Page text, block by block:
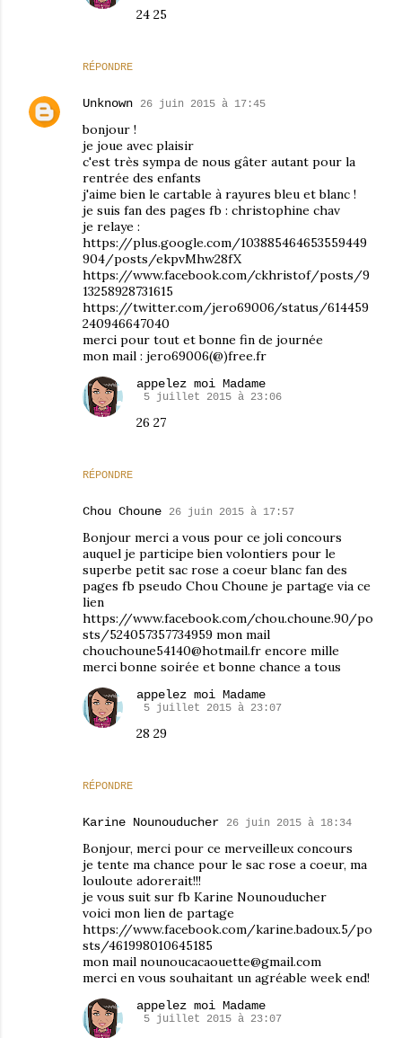
RÉPONDRE
24 25
Unknown 26 juin 2015 à 17:45
bonjour !
je joue avec plaisir
c'est très sympa de nous gâter autant pour la
rentrée des enfants
j'aime bien le cartable à rayures bleu et blanc !
je suis fan des pages fb : christophine chav
je relaye :
https://plus.google.com/103885464653559449
904/posts/ekpvMhw28fX
https://www.facebook.com/ckhristof/posts/9
13258928731615
https://twitter.com/jero69006/status/614459
240946647040
merci pour tout et bonne fin de journée
mon mail : jero69006(@)free.fr
RÉPONDRE
appelez moi Madame
5 juillet 2015 à 23:06
26 27
Chou Choune 26 juin 2015 à 17:57
Bonjour merci a vous pour ce joli concours
auquel je participe bien volontiers pour le
superbe petit sac rose a coeur blanc fan des
pages fb pseudo Chou Choune je partage via ce
lien
https://www.facebook.com/chou.choune.90/po
sts/524057357734959 mon mail
chouchoune54140@hotmail.fr encore mille
merci bonne soirée et bonne chance a tous
RÉPONDRE
appelez moi Madame
5 juillet 2015 à 23:07
28 29
Karine Nounouducher 26 juin 2015 à 18:34
Bonjour, merci pour ce merveilleux concours
je tente ma chance pour le sac rose a coeur, ma
louloute adorerait!!!
je vous suit sur fb Karine Nounouducher
voici mon lien de partage
https://www.facebook.com/karine.badoux.5/po
sts/461998010645185
mon mail nounoucacaouette@gmail.com
merci en vous souhaitant un agréable week end!
appelez moi Madame
5 juillet 2015 à 23:07